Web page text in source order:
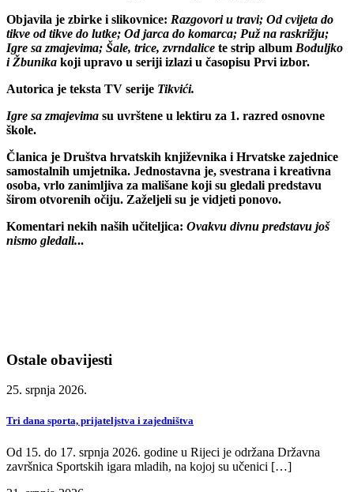
Objavila je zbirke i slikovnice: Razgovori u travi; Od cvijeta do
tikve od tikve do lutke; Od jarca do komarca; Puž na raskrižju;
Igre sa zmajevima; Šale, trice, zvrndalice te strip album Boduljko
i Žbunika koji upravo u seriji izlazi u časopisu Prvi izbor.
Autorica je teksta TV serije Tikvići.
Igre sa zmajevima su uvrštene u lektiru za 1. razred osnovne
škole.
Članica je Društva hrvatskih književnika i Hrvatske zajednice
samostalnih umjetnika. Jednostavna je, svestrana i kreativna
osoba, vrlo zanimljiva za mališane koji su gledali predstavu
širom otvorenih očiju. Zaželjeli su je vidjeti ponovo.
Komentari nekih naših učiteljica: Ovakvu divnu predstavu još
nismo gledali...
Ostale obavijesti
25. srpnja 2026.
Tri dana sporta, prijateljstva i zajedništva
Od 15. do 17. srpnja 2026. godine u Rijeci je održana Državna
završnica Sportskih igara mladih, na kojoj su učenici […]